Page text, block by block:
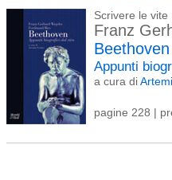
Scrivere le vite
Franz
Beethoven
Appunti
a cura di
pagine 228 |